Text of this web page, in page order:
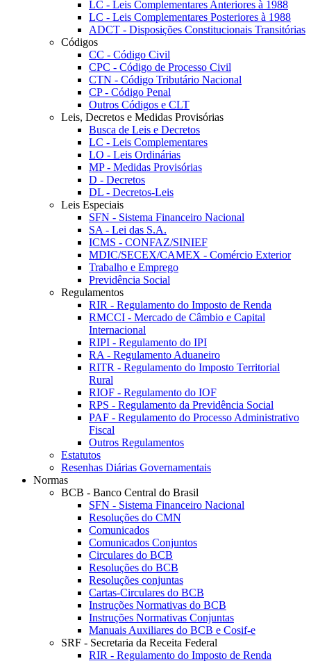
LC - Leis Complementares Anteriores à 1988
LC - Leis Complementares Posteriores à 1988
ADCT - Disposições Constitucionais Transitórias
Códigos
CC - Código Civil
CPC - Código de Processo Civil
CTN - Código Tributário Nacional
CP - Código Penal
Outros Códigos e CLT
Leis, Decretos e Medidas Provisórias
Busca de Leis e Decretos
LC - Leis Complementares
LO - Leis Ordinárias
MP - Medidas Provisórias
D - Decretos
DL - Decretos-Leis
Leis Especiais
SFN - Sistema Financeiro Nacional
SA - Lei das S.A.
ICMS - CONFAZ/SINIEF
MDIC/SECEX/CAMEX - Comércio Exterior
Trabalho e Emprego
Previdência Social
Regulamentos
RIR - Regulamento do Imposto de Renda
RMCCI - Mercado de Câmbio e Capital
Internacional
RIPI - Regulamento do IPI
RA - Regulamento Aduaneiro
RITR - Regulamento do Imposto Territorial
Rural
RIOF - Regulamento do IOF
RPS - Regulamento da Previdência Social
PAF - Regulamento do Processo Administrativo
Fiscal
Outros Regulamentos
Estatutos
Resenhas Diárias Governamentais
Normas
BCB - Banco Central do Brasil
SFN - Sistema Financeiro Nacional
Resoluções do CMN
Comunicados
Comunicados Conjuntos
Circulares do BCB
Resoluções do BCB
Resoluções conjuntas
Cartas-Circulares do BCB
Instruções Normativas do BCB
Instruções Normativas Conjuntas
Manuais Auxiliares do BCB e Cosif-e
SRF - Secretaria da Receita Federal
RIR - Regulamento do Imposto de Renda